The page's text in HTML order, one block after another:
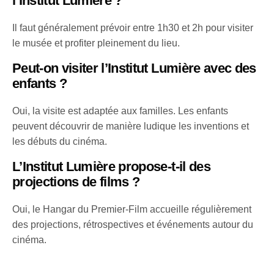
Il faut généralement prévoir entre 1h30 et 2h pour visiter
le musée et profiter pleinement du lieu.
Peut-on visiter l’Institut Lumière avec des
enfants ?
Oui, la visite est adaptée aux familles. Les enfants
peuvent découvrir de manière ludique les inventions et
les débuts du cinéma.
L’Institut Lumière propose-t-il des
projections de films ?
Oui, le Hangar du Premier-Film accueille régulièrement
des projections, rétrospectives et événements autour du
cinéma.